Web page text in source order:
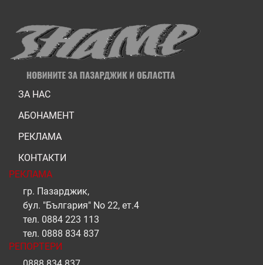
ЗА НАС
АБОНАМЕНТ
РЕКЛАМА
КОНТАКТИ
РЕКЛАМА
гр. Пазарджик,
бул. "България" No 22, ет.4
тел. 0884 223 113
тел. 0888 834 837
РЕПОРТЕРИ